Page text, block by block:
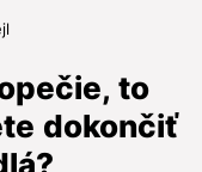
to
dokončiť
to
dokončiť
Otestujte